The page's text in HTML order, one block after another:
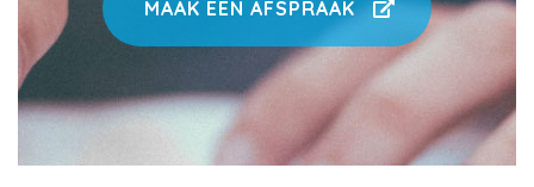
MAAK EEN AFSPRAAK